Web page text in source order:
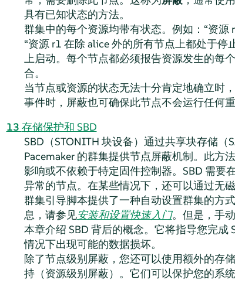
具有已知状态的方法。
群集中的每个资源均带有状态。例如： “资源
“资源 r1 在除 alice 外的所有节点上都处于停
上启动。每个节点都必须报告资源发生的每
合。
当节点或资源的状态无法十分肯定地确立时
事件时，屏蔽也可确保此节点不会运行任何重
13 存储保护和 SBD
SBD（STONITH 块设备）通过共享块存储
Pacemaker 的群集提供节点屏蔽机制。此方
影响或不依赖于特定固件控制器。SBD 需要
异常的节点。在某些情况下，还可以通过无
群集引导脚本提供了一种自动设置群集的方
息，请参见安装和设置快速入门。但是，手
本章介绍 SBD 背后的概念。它将指导您完
情况下出现可能的数据损坏。
除了节点级别屏蔽，您还可以使用额外的存
持（资源级别屏蔽）。它们可以保护您的系